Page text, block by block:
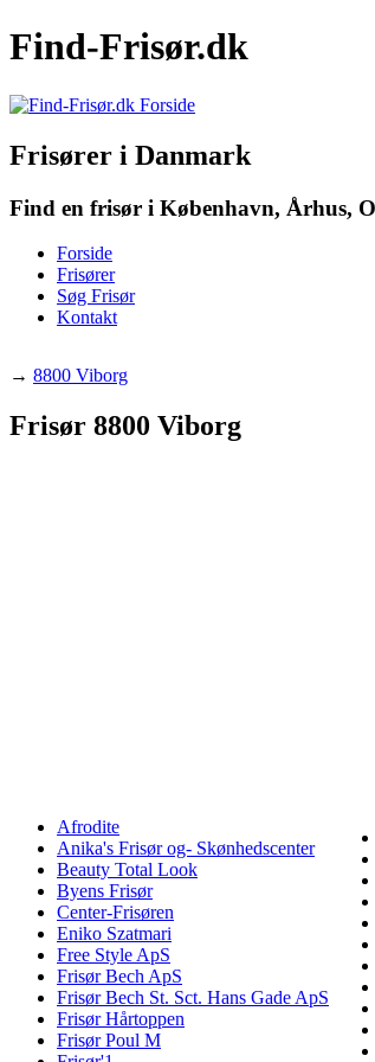
Find-Frisør.dk
Frisører i Danmark
Find en frisør i København, Århus,
Forside
Frisører
Søg Frisør
Kontakt
→ 8800 Viborg
Frisør 8800 Viborg
Afrodite
Anika's Frisør og- Skønhedscenter
Beauty Total Look
Byens Frisør
Center-Frisøren
Eniko Szatmari
Free Style ApS
Frisør Bech ApS
Frisør Bech St. Sct. Hans Gade ApS
Frisør Hårtoppen
Frisør Poul M